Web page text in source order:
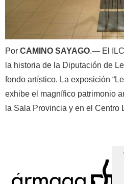
Por CAMINO SAYAGO.— El
la historia de la Diputación de
fondo artístico. La exposición
exhibe el magnífico patrimonio
la Sala Provincia y en el Centro